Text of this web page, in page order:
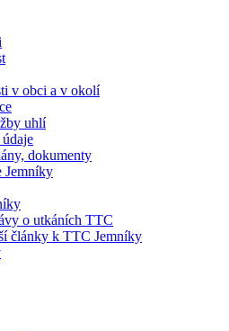
v obci a v okolí
uhlí
dokumenty
Jemníky
o utkáních TTC
články k TTC Jemníky